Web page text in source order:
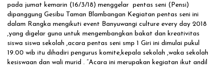
pada jumat kemarin (16/3/18) menggelar pentas seni (Pensi)
dipanggung Gesibu Taman Blambangan Kegiatan pentas seni ini
dalam Rangka mengikuti event Banyuwangi culture every day 2018
,yang digelar guna untuk mengembangkan bakat dan kreativitas
siswa siswa sekolah ,acara pentas seni smp 1 Giri ini dimulai pukul
19.00 wib itu dihadiri pengurus komite,kepala sekolah ,waka sekolah
kesiswaan dan wali murid . “Acara ini merupakan kegiatan ikut andil